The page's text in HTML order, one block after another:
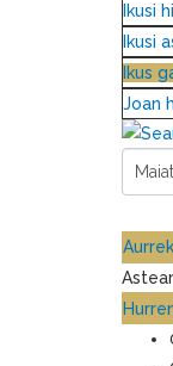
Ikusi
Ikusi
Ikus
Joan